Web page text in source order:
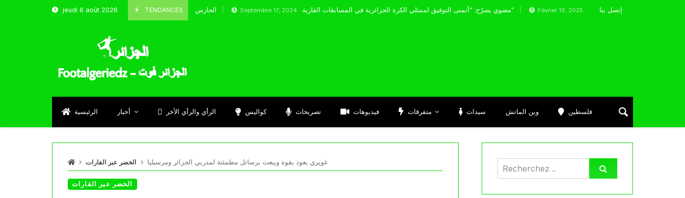
jeudi 6 août 2026 TENDANCES
الحارس بوحلفاية يتحدث عن طموحاته مع المنتخب و شباب Septembre 17, 2024 مضوي يصرّح: “أتمنى التوفيق لممثلي الكرة الجزائرية في المسابقات القارية” Février 16, 2025 جماهير مونبلييه تنتقد ديلور و هكذا كان رده
إتصل بنا
الرئيسية أخبار الرأي والرأي الأخر كواليس تصريحات فيديوهات متفرقات سيدات وين الماتش فلسطين
الخضر عبر القارات غويري يعود بقوة ويبعث برسائل مطمئنة لمدربي الجزائر ومرسيليا
الخضر عبر القارات